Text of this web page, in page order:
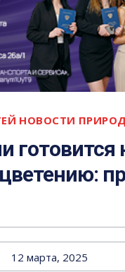
НОВОСТИ
готовится
12 марта, 2025